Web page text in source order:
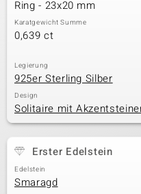
Ring - 23x20 mm
Karatgewicht Summe
0,639 ct
Legierung
925er Sterling Silber
Design
Solitaire mit
Erster Edelstein
Edelstein
Smaragd